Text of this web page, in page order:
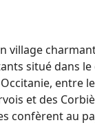
village
situé dans
entre
et des
confèrent au